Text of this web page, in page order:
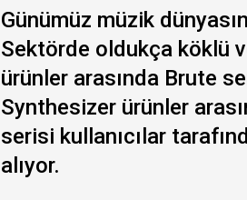
Günümüz müzik
Sektörde oldukça köklü
ürünler arasında Brute
Synthesizer ürünler
serisi kullanıcılar
alıyor.